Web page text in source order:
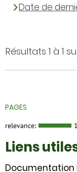
Résultats 1 à 1
PAGES
relevance:
Liens
Documentation
Date de